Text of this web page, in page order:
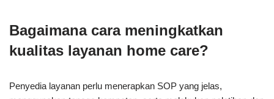
Bagaimana cara meningkatkan
kualitas layanan home care?
Penyedia layanan perlu menerapkan SOP yang jelas,